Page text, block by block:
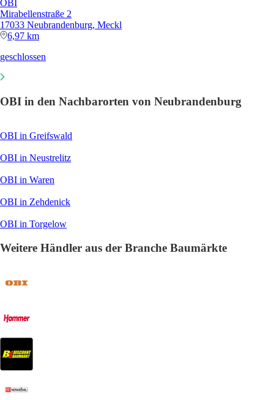
OBI
Mirabellenstraße 2
17033 Neubrandenburg, Meckl
6,97 km
geschlossen
OBI in den Nachbarorten von Neubrandenburg
OBI in Greifswald
OBI in Neustrelitz
OBI in Waren
OBI in Zehdenick
OBI in Torgelow
Weitere Händler aus der Branche Baumärkte